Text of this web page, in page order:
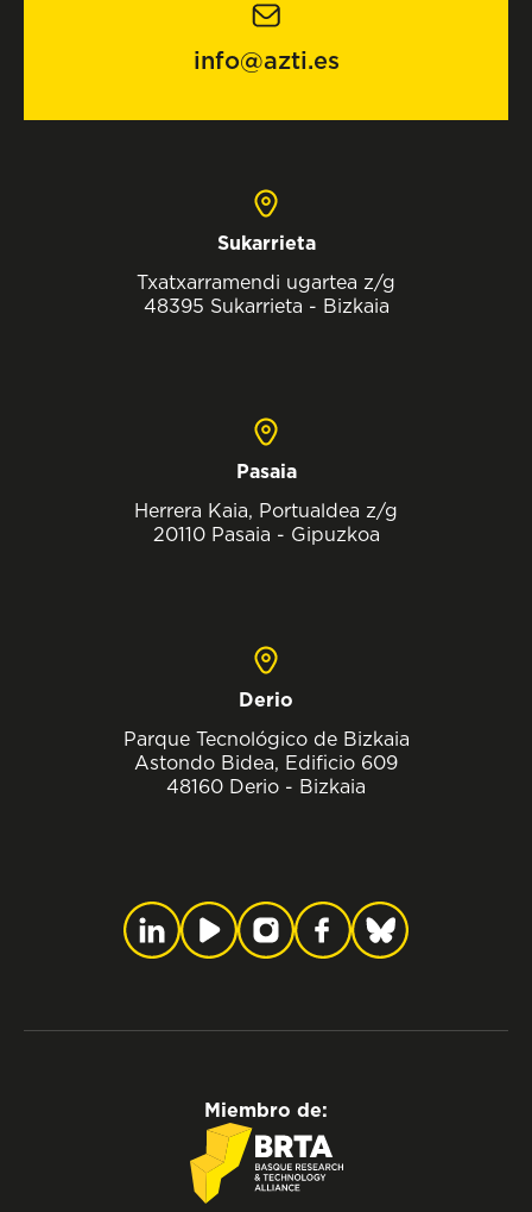
info@azti.es
Sukarrieta
Txatxarramendi ugartea z/g
48395 Sukarrieta - Bizkaia
Pasaia
Herrera Kaia, Portualdea z/g
20110 Pasaia - Gipuzkoa
Derio
Parque Tecnológico de Bizkaia
Astondo Bidea, Edificio 609
48160 Derio - Bizkaia
Miembro de: